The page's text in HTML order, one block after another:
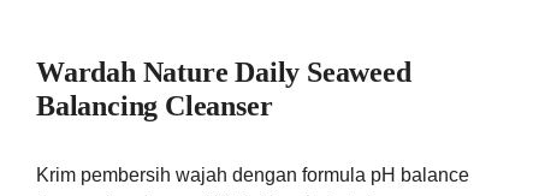
Wardah Nature Daily Seaweed
Balancing Cleanser
Krim pembersih wajah dengan formula pH balance